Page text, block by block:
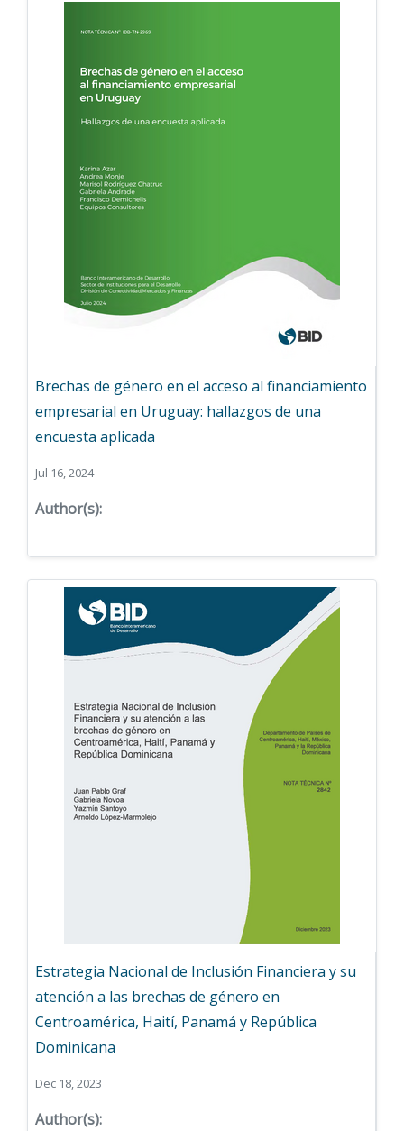
Brechas de género en el acceso al financiamiento
empresarial en Uruguay: hallazgos de una
encuesta aplicada
Jul 16, 2024
Author(s):
Estrategia Nacional de Inclusión Financiera y su
atención a las brechas de género en
Centroamérica, Haití, Panamá y República
Dominicana
Dec 18, 2023
Author(s):